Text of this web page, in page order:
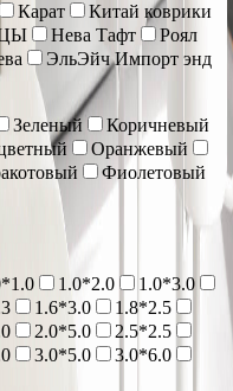
Карат
Китай коврики
Нева Тафт
Роял
ЭльЭйч Импорт энд
Зеленый
Коричневый
Оранжевый
Фиолетовый
1.0*2.0
1.0*3.0
1.6*3.0
1.8*2.5
2.0*5.0
2.5*2.5
3.0*5.0
3.0*6.0